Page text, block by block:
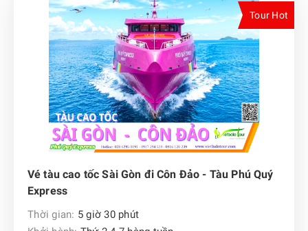
Tour Hot
Vé tàu cao tốc Sài Gòn đi Côn Đảo - Tàu Phú Quý
Express
Thời gian: 5 giờ 30 phút